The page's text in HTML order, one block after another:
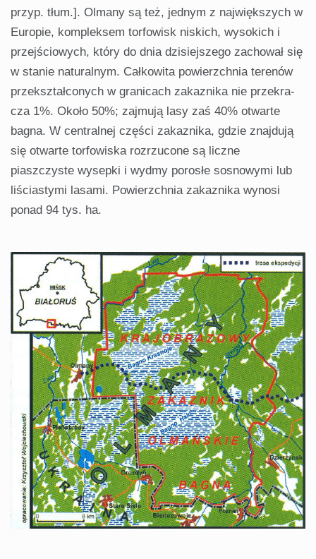
przyp. tłum.]. Olmany są też, jednym z największych w
Europie, kompleksem torfowisk niskich, wysokich i
przejściowych, który do dnia dzisiejszego zacho­wał się
w stanie naturalnym. Całkowita powierzchnia tere­nów
przekształconych w granicach zakaznika nie przekra­
cza 1%. Około 50%; zajmują lasy zaś 40% otwarte
bagna. W centralnej części zakaznika, gdzie znajdują
się otwarte torfowiska rozrzucone są liczne
piaszczyste wysepki i wy­dmy porosłe sosnowymi lub
liściastymi lasami. Powierzch­nia zakaznika wynosi
ponad 94 tys. ha.